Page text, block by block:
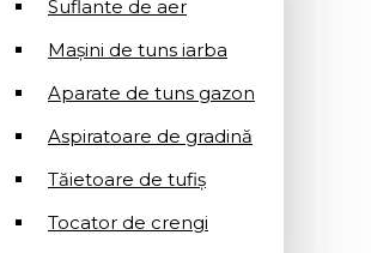
Suflantе de aer
Mașini de tuns iarba
Aparate de tuns gazon
Aspiratoare de gradină
Tăietoare de tufiș
Tocator de crengi